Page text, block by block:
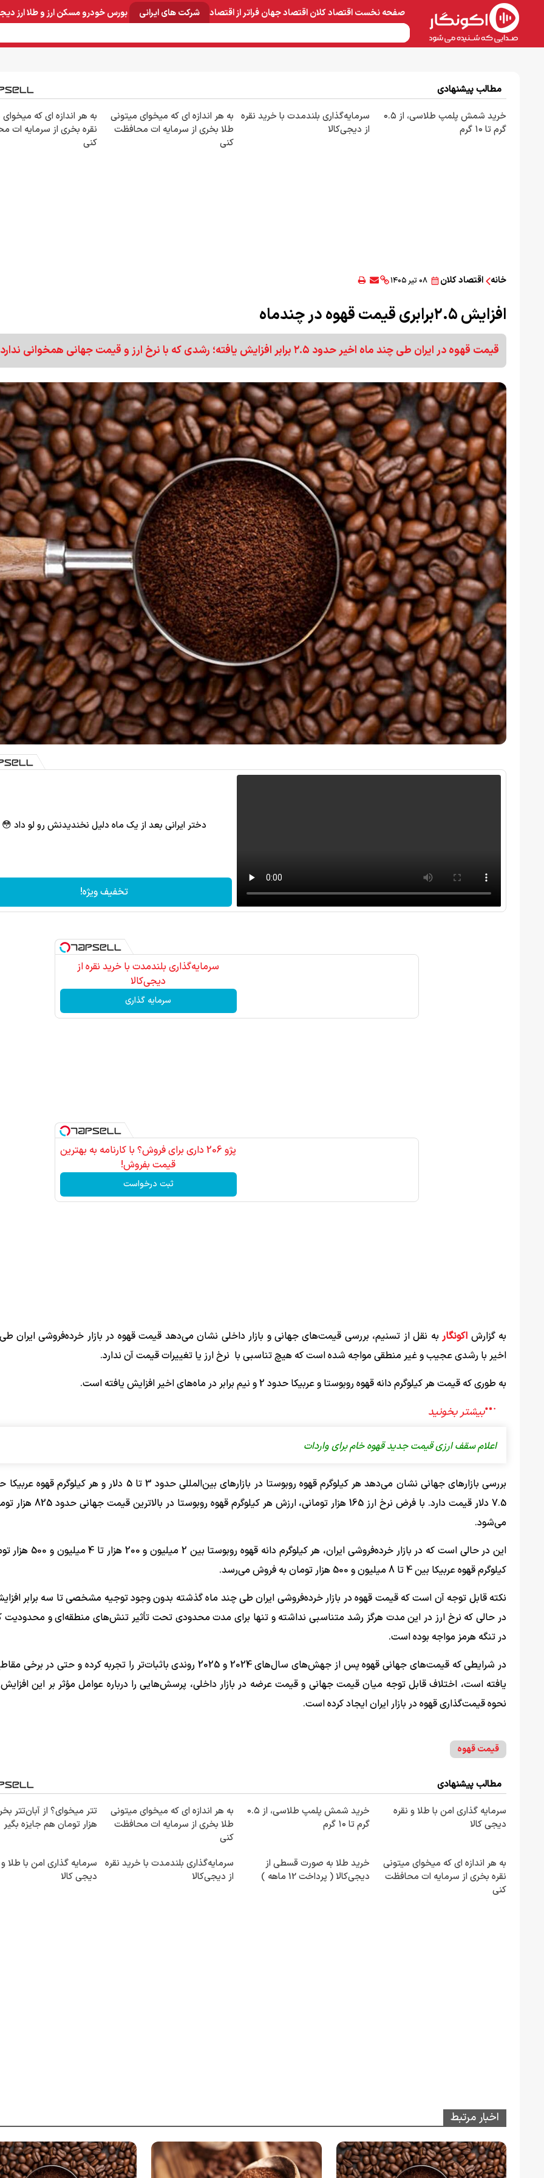
صفحه نخستاقتصاد کلاناقتصاد جهانفراتر از اقتصاد شرکت های ایرانی بورسخودرومسکنارز و طلاارز
مطالب پیشنهادی
خرید شمش پلمپ طلاسی، از ۰.۵
گرم تا ۱۰ گرم
سرمایه‌گذاری بلندمدت با خرید نقره
از دیجی‌کالا
به هر اندازه ای که میخوای میتونی
طلا بخری از سرمایه ات محافظت
کنی
به هر اندازه ای که
نقره بخری از سرمایه ات
کنی
خانه اقتصاد کلان ۰۸ تیر ۱۴۰۵
افزایش ۲.۵برابری قیمت قهوه در چندماه
قیمت قهوه در ایران طی چند ماه اخیر حدود ۲.۵ برابر افزایش یافته؛ رشدی که با نرخ ارز و قیمت جهانی همخوانی ندارد.
دختر ایرانی بعد از یک ماه دلیل نخندیدنش رو لو داد 😳
تخفیف ویژه!
سرمایه‌گذاری بلندمدت با خرید نقره از
دیجی‌کالا
سرمایه گذاری
پژو 206 داری برای فروش؟ با کارنامه به بهترین
قیمت بفروش!
ثبت درخواست
به گزارش اکونگار به نقل از تسنیم، بررسی قیمت‌های جهانی و بازار داخلی نشان می‌دهد قیمت قهوه در بازار خرده‌فروشی ایران
اخیر با رشدی عجیب و غیر منطقی مواجه شده است که هیچ تناسبی با نرخ ارز یا تغییرات قیمت آن ندارد.
به طوری که قیمت هر کیلوگرم دانه قهوه روبوستا و عربیکا حدود 2 و نیم برابر در ماه‌های اخیر افزایش یافته است.
اعلام سقف ارزی قیمت جدید قهوه خام برای واردات
7.5 دلار قیمت دارد. با فرض نرخ ارز 165 هزار تومانی، ارزش هر
می‌شود.
این در حالی است که در بازار خرده‌فروشی ایران، هر
کیلوگرم قهوه عربیکا بین 4 تا 8 میلیون و 500 هزار تومان به فروش می‌رسد.
نکته قابل توجه آن است که قیمت قهوه در بازار خرده‌فروشی ایران طی چند ماه گذشته بدون وجود توجیه مشخصی تا سه برابر
در حالی که نرخ ارز در این مدت هرگز رشد متناسبی نداشته و تنها برای مدت محدودی تحت تأثیر تنش‌های منطقه‌ای و محدودیت
در تنگه هرمز مواجه بوده است.
در شرایطی که قیمت‌های جهانی قهوه پس از جهش‌های سال‌های 2024 و 2025 روندی باثبات‌تر را تجربه کرده و حتی
یافته است، اختلاف قابل توجه میان قیمت جهانی و قیمت عرضه در بازار داخلی، پرسش‌هایی را درباره عوامل مؤثر بر این
نحوه قیمت‌گذاری قهوه در بازار ایران ایجاد کرده است.
قیمت قهوه
مطالب پیشنهادی
سرمایه گذاری امن با طلا و نقره
دیجی کالا
خرید شمش پلمپ طلاسی، از ۰.۵
گرم تا ۱۰ گرم
به هر اندازه ای که میخوای میتونی
طلا بخری از سرمایه ات محافظت
کنی
هزار تومان هم جایزه بگیر
به هر اندازه ای که میخوای میتونی
نقره بخری از سرمایه ات محافظت
کنی
خرید طلا به صورت قسطی از
دیجی‌کالا ( پرداخت 12 ماهه )
سرمایه‌گذاری بلندمدت با خرید نقره
از دیجی‌کالا
سرمایه گذاری امن با طلا
دیجی کالا
اخبار مرتبط